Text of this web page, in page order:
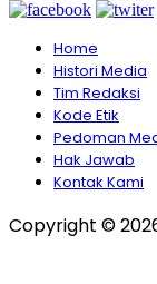
Home
Histori Media
Tim Redaksi
Kode Etik
Pedoman
Hak Jawab
Kontak Kami
Copyright ©